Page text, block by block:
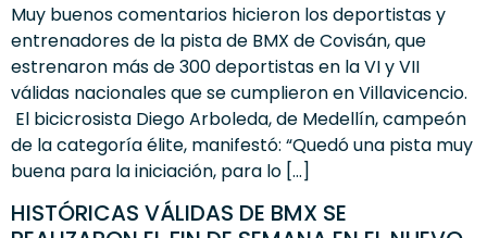
Muy buenos comentarios hicieron los deportistas y
entrenadores de la pista de BMX de Covisán, que
estrenaron más de 300 deportistas en la VI y VII
válidas nacionales que se cumplieron en Villavicencio.
El bicicrosista Diego Arboleda, de Medellín, campeón
de la categoría élite, manifestó: “Quedó una pista muy
buena para la iniciación, para lo […]
HISTÓRICAS VÁLIDAS DE BMX SE